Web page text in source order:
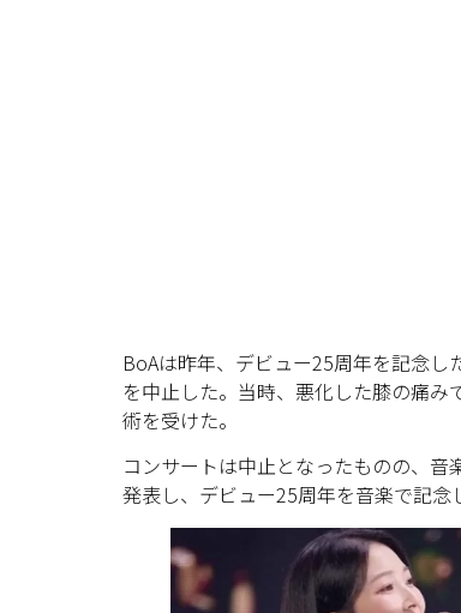
BoAは昨年、デビュー25周年を記念
を中止した。当時、悪化した膝の痛
術を受けた。
コンサートは中止となったものの、
発表し、デビュー25周年を音楽で記念